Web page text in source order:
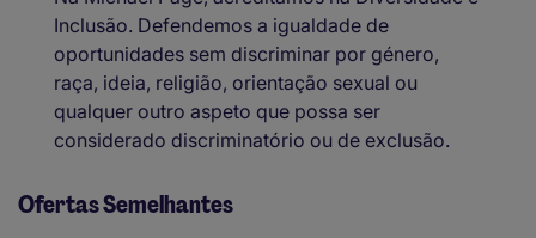
Inclusão. Defendemos a igualdade de
oportunidades sem discriminar por género,
raça, ideia, religião, orientação sexual ou
qualquer outro aspeto que possa ser
considerado discriminatório ou de exclusão.
Ofertas Semelhantes